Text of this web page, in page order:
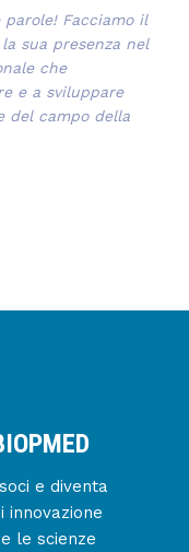
parole! Facciamo il
sua presenza nel
che
e a sviluppare
del campo della
e diventa
le scienze